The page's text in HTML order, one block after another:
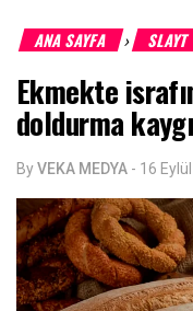
ANA SAYFA › SLAYT
Ekmekte
doldurma
ByVEKA MEDYA - 16